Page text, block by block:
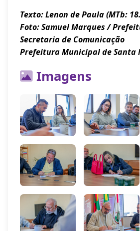
Texto: Lenon de Paula (MTb:
Foto: Samuel Marques /
Secretaria de Comunicação
Prefeitura Municipal de Santa
Imagens